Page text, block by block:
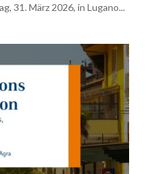
31. März 2026, in Lugano...